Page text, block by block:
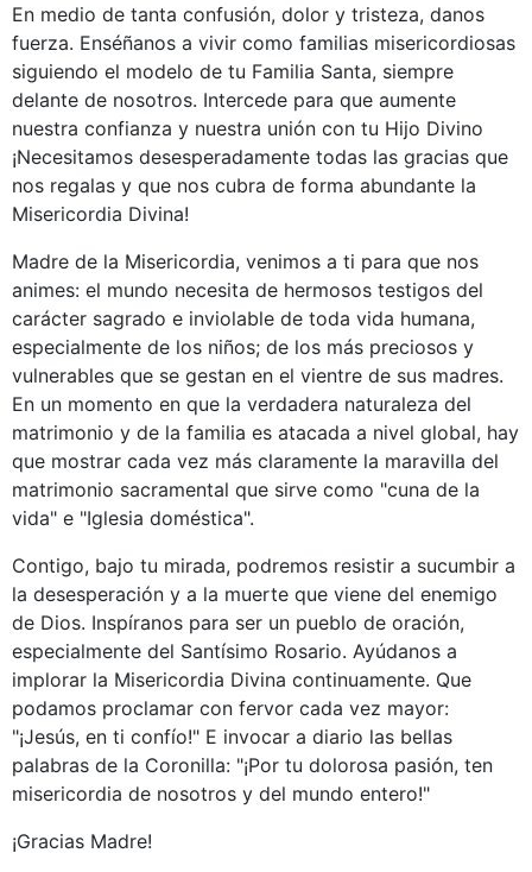
En medio de tanta confusión, dolor y tristeza, danos
fuerza. Enséñanos a vivir como familias misericordiosas
siguiendo el modelo de tu Familia Santa, siempre
delante de nosotros. Intercede para que aumente
nuestra confianza y nuestra unión con tu Hijo Divino
¡Necesitamos desesperadamente todas las gracias que
nos regalas y que nos cubra de forma abundante la
Misericordia Divina!
Madre de la Misericordia, venimos a ti para que nos
animes: el mundo necesita de hermosos testigos del
carácter sagrado e inviolable de toda vida humana,
especialmente de los niños; de los más preciosos y
vulnerables que se gestan en el vientre de sus madres.
En un momento en que la verdadera naturaleza del
matrimonio y de la familia es atacada a nivel global, hay
que mostrar cada vez más claramente la maravilla del
matrimonio sacramental que sirve como "cuna de la
vida" e "Iglesia doméstica".
Contigo, bajo tu mirada, podremos resistir a sucumbir a
la desesperación y a la muerte que viene del enemigo
de Dios. Inspíranos para ser un pueblo de oración,
especialmente del Santísimo Rosario. Ayúdanos a
implorar la Misericordia Divina continuamente. Que
podamos proclamar con fervor cada vez mayor:
"¡Jesús, en ti confío!" E invocar a diario las bellas
palabras de la Coronilla: "¡Por tu dolorosa pasión, ten
misericordia de nosotros y del mundo entero!"
¡Gracias Madre!